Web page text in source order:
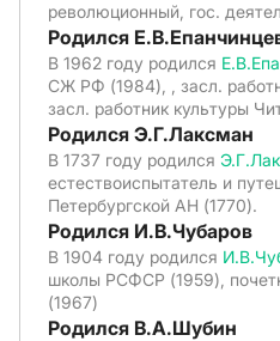
революционный, гос.
Родился
В 1962 году родился
СЖ РФ (1984), , засл.
засл. работник культуры
Родился Э.Г.Лаксман
В 1737 году родился
естествоиспытатель и
Петербургской АН (1770).
Родился И.В.Чубаров
В 1904 году родился
школы РСФСР (1959),
(1967)
Родился В.А.Шубин